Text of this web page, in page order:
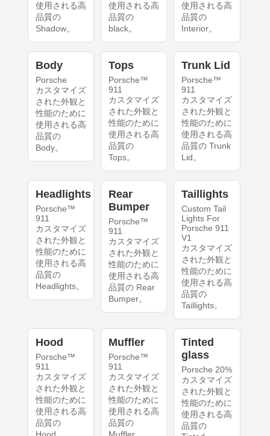
使用される高
品質の
Shadow。
使用される高
品質の
black。
使用される高
品質の
Interior。
Body
Porsche
カスタマイズ
された外観と
性能のために
使用される高
品質の
Body。
Tops
Porsche™
911
カスタマイズ
された外観と
性能のために
使用される高
品質の
Tops。
Trunk Lid
Porsche™
911
カスタマイズ
された外観と
性能のために
使用される高
品質の Trunk
Lid。
Headlights
Porsche™
911
カスタマイズ
された外観と
性能のために
使用される高
品質の
Headlights。
Rear
Bumper
Porsche™
911
カスタマイズ
された外観と
性能のために
使用される高
品質の Rear
Bumper。
Taillights
Custom Tail
Lights For
Porsche 911
V1
カスタマイズ
された外観と
性能のために
使用される高
品質の
Taillights。
Hood
Porsche™
911
カスタマイズ
された外観と
性能のために
使用される高
品質の
Muffler
Porsche™
911
カスタマイズ
された外観と
性能のために
使用される高
品質の
Tinted
glass
Porsche 20%
カスタマイズ
された外観と
性能のために
使用される高
品質の